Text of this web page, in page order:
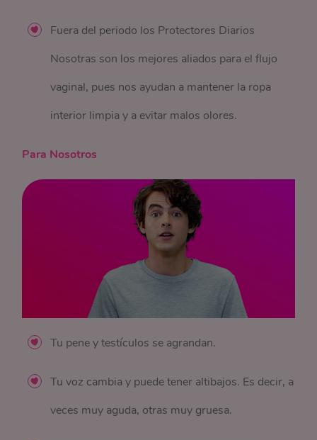
Fuera del periodo los Protectores Diarios
Nosotras son los mejores aliados para el flujo
vaginal, pues nos ayudan a mantener la ropa
interior limpia y a evitar malos olores.
Para Nosotros
Tu pene y testículos se agrandan.
Tu voz cambia y puede tener altibajos. Es decir, a
veces muy aguda, otras muy gruesa.